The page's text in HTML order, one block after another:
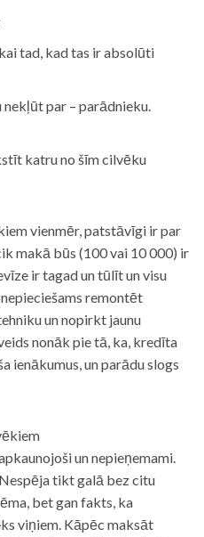
tad, kad tas ir absolūti
nekļūt par – parādnieku.
katru no šīm cilvēku
vienmēr, patstāvīgi ir par
makā būs (100 vai 10 000) ir
ir tagad un tūlīt un visu
remontēt
un nopirkt jaunu
nonāk pie tā, ka, kredīta
ienākumus, un parādu slogs
un nepieņemami.
tikt galā bez citu
bet gan fakts, ka
viņiem. Kāpēc maksāt